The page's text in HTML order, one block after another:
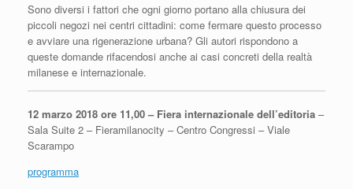
Sono diversi i fattori che ogni giorno portano alla chiusura dei
piccoli negozi nei centri cittadini: come fermare questo processo
e avviare una rigenerazione urbana? Gli autori rispondono a
queste domande rifacendosi anche ai casi concreti della realtà
milanese e internazionale.
12 marzo 2018 ore 11,00 – Fiera internazionale dell’editoria –
Sala Suite 2 – Fieramilanocity – Centro Congressi – Viale
Scarampo
programma